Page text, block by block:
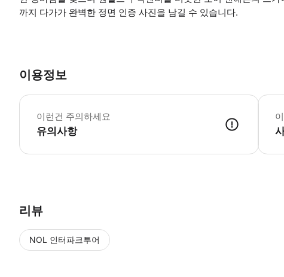
까지 다가가 완벽한 정면 인증 사진을 남길 수 있습니다.
이용정보
이런건 주의하세요
유의사항
운영시
리뷰
NOL 인터파크투어